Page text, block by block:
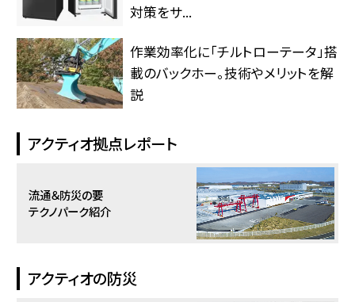
対策をサ...
作業効率化に「チルトローテータ」搭
載のバックホー。技術やメリットを解
説
アクティオ拠点レポート
流通＆防災の要
テクノパーク紹介
アクティオの防災